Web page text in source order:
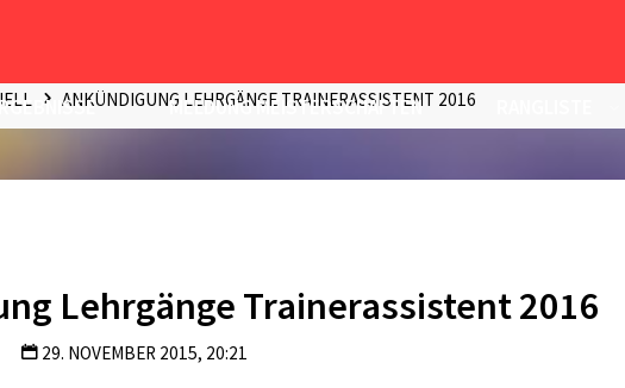
MELDUNG MEISTERSCHAFTEN
ANKÜNDIGUNG LEHRGÄNGE TRAINERASSISTENT 2016
Lehrgänge Trainerassistent 2016
29. NOVEMBER 2015, 20:21